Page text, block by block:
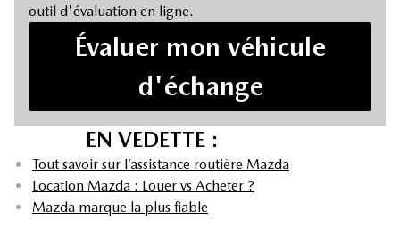
outil d'évaluation en ligne.
Évaluer mon véhicule
d'échange
EN VEDETTE :
•
Tout savoir sur l’assistance routière Mazda
•
Location Mazda : Louer vs Acheter ?
•
Mazda marque la plus fiable